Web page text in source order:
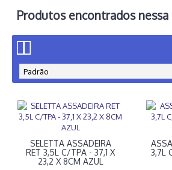
Produtos encontrados nessa
SELETTA ASSADEIRA
RET 3,5L C/TPA - 37,1 X
23,2 X 8CM AZUL
3,7L